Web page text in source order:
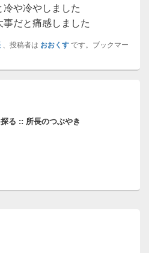
や冷やしました
だと痛感しました
、投稿者は おおくすです。ブックマー
る :: 所長のつぶやき